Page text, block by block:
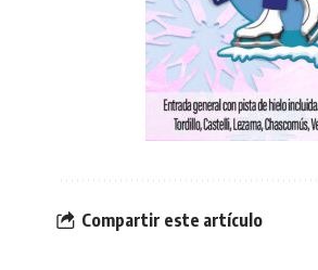
Compartir este artículo